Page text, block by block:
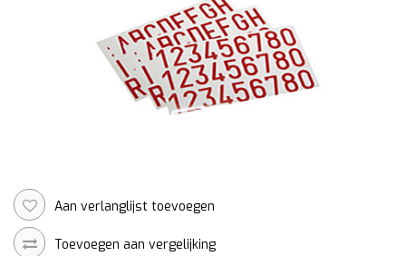
Aan verlanglijst toevoegen
Toevoegen aan vergelijking